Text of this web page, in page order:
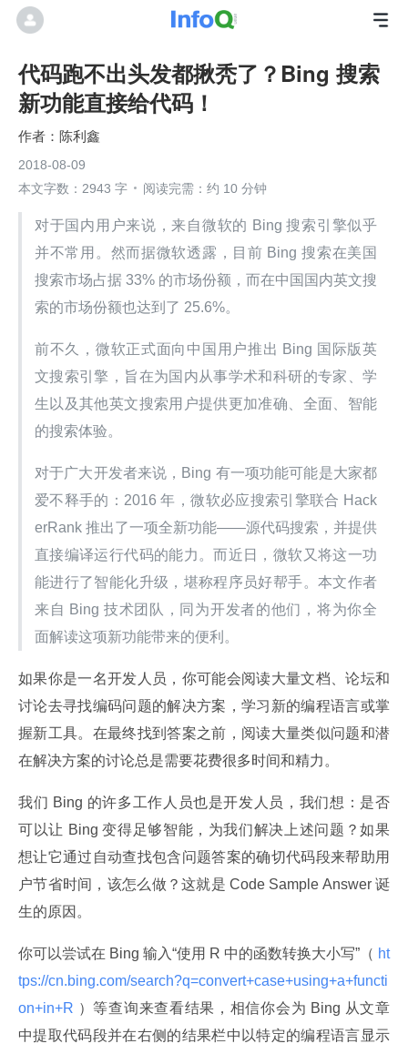
代码跑不出头发都揪秃了？Bing 搜索
新功能直接给代码！
陈利鑫
2018-08-09
本文字数：2943 字
阅读完需：约 10 分钟
对于国内用户来说，来自微软的 Bing 搜索引擎似乎
并不常用。然而据微软透露，目前 Bing 搜索在美国
搜索市场占据 33% 的市场份额，而在中国国内英文搜
索的市场份额也达到了 25.6%。
前不久，微软正式面向中国用户推出 Bing 国际版英
文搜索引擎，旨在为国内从事学术和科研的专家、学
生以及其他英文搜索用户提供更加准确、全面、智能
的搜索体验。
对于广大开发者来说，Bing 有一项功能可能是大家都
爱不释手的：2016 年，微软必应搜索引擎联合 Hack
erRank 推出了一项全新功能——源代码搜索，并提供
直接编译运行代码的能力。而近日，微软又将这一功
能进行了智能化升级，堪称程序员好帮手。本文作者
来自 Bing 技术团队，同为开发者的他们，将为你全
面解读这项新功能带来的便利。
如果你是一名开发人员，你可能会阅读大量文档、论坛和
讨论去寻找编码问题的解决方案，学习新的编程语言或掌
握新工具。在最终找到答案之前，阅读大量类似问题和潜
在解决方案的讨论总是需要花费很多时间和精力。
我们 Bing 的许多工作人员也是开发人员，我们想：是否
可以让 Bing 变得足够智能，为我们解决上述问题？如果
想让它通过自动查找包含问题答案的确切代码段来帮助用
户节省时间，该怎么做？这就是 Code Sample Answer 诞
生的原因。
你可以尝试在 Bing 输入“使用 R 中的函数转换大小写”（ ht
tps://cn.bing.com/search?q=convert+case+using+a+functi
on+in+R ）等查询来查看结果，相信你会为 Bing 从文章
中提取代码段并在右侧的结果栏中以特定的编程语言显示